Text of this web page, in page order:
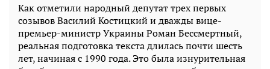
Как отметили народный депутат трех первых
созывов Василий Костицкий и дважды вице-
премьер-министр Украины Роман Бессмертный,
реальная подготовка текста длилась почти шесть
лет, начиная с 1990 года. Это была изнурительная